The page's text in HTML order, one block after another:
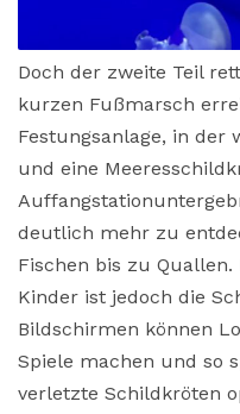
Doch der zweite Teil
kurzen Fußmarsch
Festungsanlage, in der
und eine
deutlich mehr zu
Fischen bis zu
Kinder ist jedoch die
Bildschirmen können
Spiele machen und so
verletzte Schildkröten